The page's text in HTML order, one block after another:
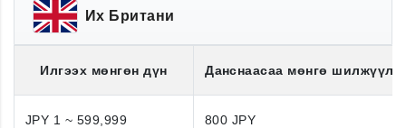
Их Британи
Илгээх мөнгөн дүн Данснаасаа мөнгө
JPY 1 ~ 599,999 800 JPY